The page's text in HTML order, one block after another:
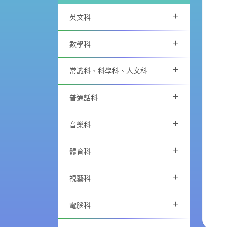
英文科 +
數學科 +
常識科、科學科、人文科 +
普通話科 +
音樂科 +
體育科 +
視藝科 +
電腦科
+